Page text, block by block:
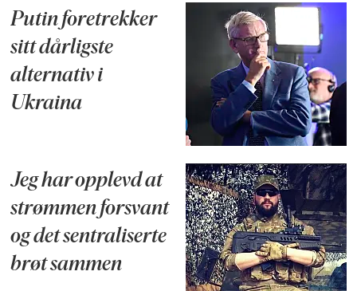
Putin foretrekker
sitt dårligste
alternativ i
Ukraina
Jeg har opplevd at
strømmen forsvant
og det sentraliserte
brøt sammen